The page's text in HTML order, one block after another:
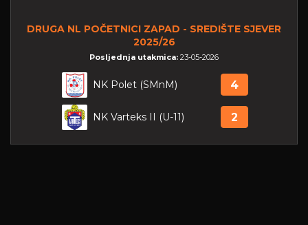
DRUGA NL POČETNICI ZAPAD - SREDIŠTE SJEVER
2025/26
Posljednja utakmica: 23-05-2026
NK Polet (SMnM) 4
NK Varteks II (U-11) 2